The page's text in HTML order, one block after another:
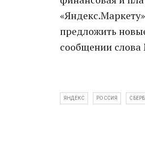
предложить
сообщении
ЯНДЕКС РОССИЯ